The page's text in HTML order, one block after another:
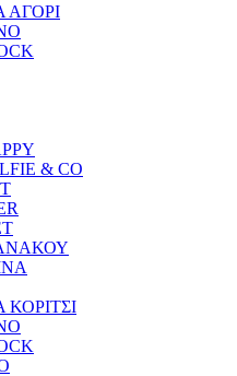
ΑΓΟΡΙ
& CO